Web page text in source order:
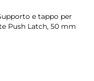
e tappo per
Push Latch, 50 mm